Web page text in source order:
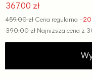
Cena
promocyjna
367,00 zł
459,00 zł Cena regularna
390,00 złNajniższa cena z